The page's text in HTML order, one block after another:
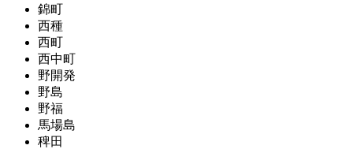
錦町
西種
西町
西中町
野開発
野島
野福
馬場島
稗田